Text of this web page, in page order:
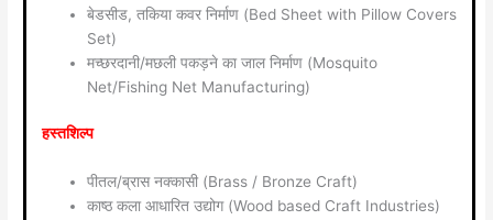
बेडसीड, तकिया कवर निर्माण (Bed Sheet with Pillow Covers
Set)
मच्छरदानी/मछली पकड़ने का जाल निर्माण (Mosquito
Net/Fishing Net Manufacturing)
हस्तशिल्प
पीतल/ब्रास नक्कासी (Brass / Bronze Craft)
काष्ठ कला आधारित उद्योग (Wood based Craft Industries)